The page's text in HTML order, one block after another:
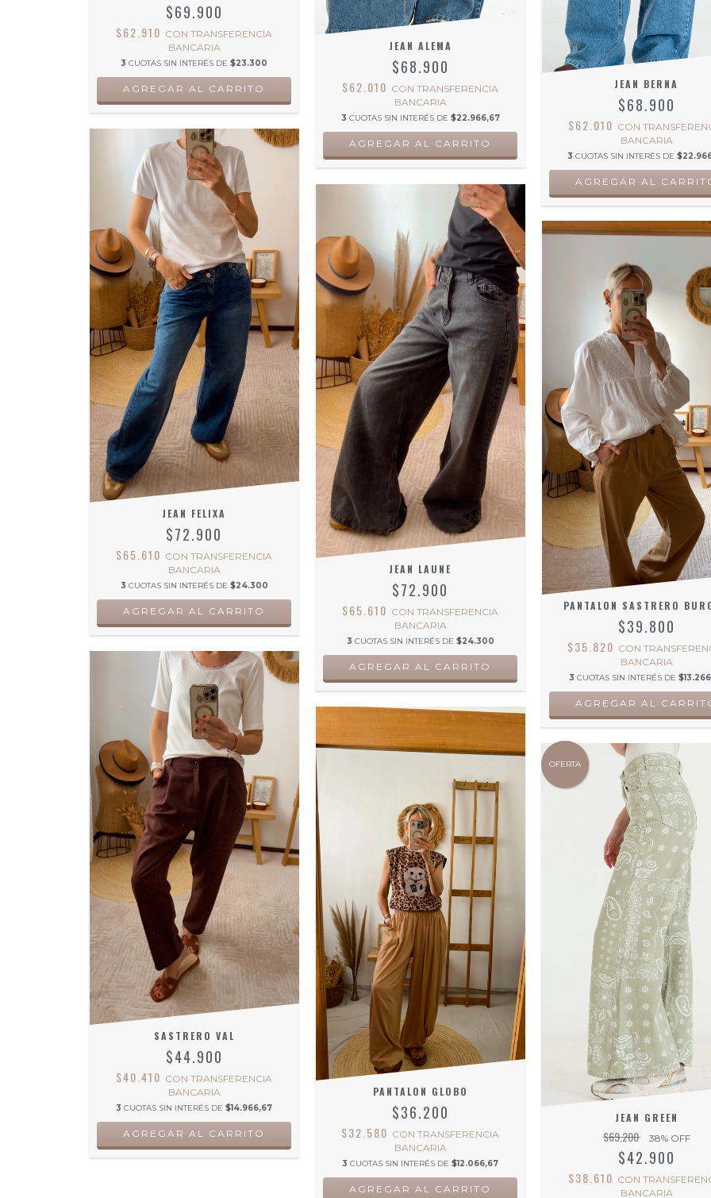
$69.900
$62.910 CON TRANSFERENCIA
BANCARIA
3 CUOTAS SIN INTERÉS DE $23.300
AGREGAR AL CARRITO
JEAN ALEMA
$68.900
$62.010 CON TRANSFERENCIA
BANCARIA
3 CUOTAS SIN INTERÉS DE $22.966,67
AGREGAR AL CARRITO
JEAN BERNA
$68.900
$62.010 CON
BANCARIA
3 CUOTAS SIN INTERÉS DE
AGREGAR AL
JEAN FELIXA
$72.900
$65.610 CON TRANSFERENCIA
BANCARIA
3 CUOTAS SIN INTERÉS DE $24.300
AGREGAR AL CARRITO
JEAN LAUNE
$72.900
$65.610 CON TRANSFERENCIA
BANCARIA
3 CUOTAS SIN INTERÉS DE $24.300
AGREGAR AL CARRITO
PANTALON SASTRERO
$39.800
$35.820 CON
BANCARIA
3 CUOTAS SIN INTERÉS DE
AGREGAR AL
SASTRERO VAL
$44.900
$40.410 CON TRANSFERENCIA
BANCARIA
3 CUOTAS SIN INTERÉS DE $14.966,67
AGREGAR AL CARRITO
PANTALON GLOBO
$36.200
$32.580 CON TRANSFERENCIA
BANCARIA
3 CUOTAS SIN INTERÉS DE $12.066,67
AGREGAR AL CARRITO
OFERTA
JEAN GREEN
$69.200 38% OFF
$42.900
$38.610 CON
BANCARIA